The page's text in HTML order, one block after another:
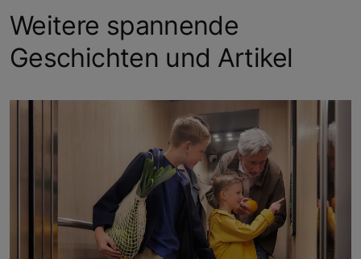
Weitere spannende
Geschichten und Artikel